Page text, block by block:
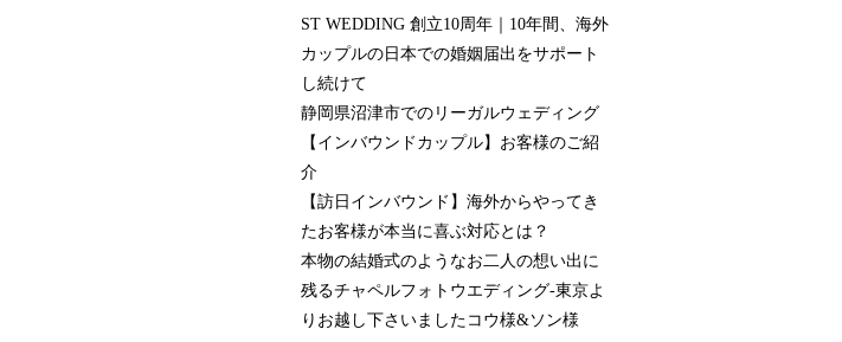
ST WEDDING 創立10周年｜10年間、海外
カップルの日本での婚姻届出をサポート
し続けて
静岡県沼津市でのリーガルウェディング
【インバウンドカップル】お客様のご紹
介
【訪日インバウンド】海外からやってき
たお客様が本当に喜ぶ対応とは？
本物の結婚式のようなお二人の想い出に
残るチャペルフォトウエディング-東京よ
りお越し下さいましたコウ様&ソン様